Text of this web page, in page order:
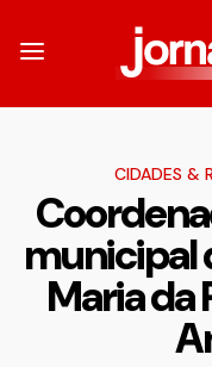
CIDADES &
municipal
Maria da